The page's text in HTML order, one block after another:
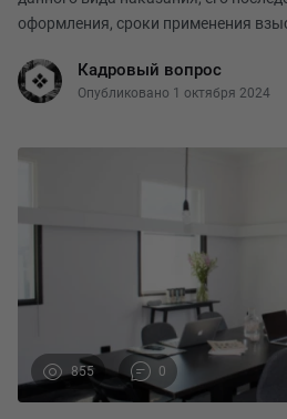
оформления, сроки применения
За совершение проступка, в
Кадровый вопрос
Опубликовано 1 октября 2024
855 0